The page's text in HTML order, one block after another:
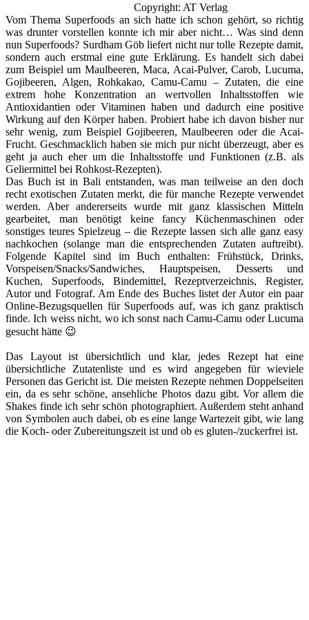
Copyright: AT Verlag
Vom Thema Superfoods an sich hatte ich schon gehört, so richtig
was drunter vorstellen konnte ich mir aber nicht… Was sind denn
nun Superfoods? Surdham Göb liefert nicht nur tolle Rezepte damit,
sondern auch erstmal eine gute Erklärung. Es handelt sich dabei
zum Beispiel um Maulbeeren, Maca, Acai-Pulver, Carob, Lucuma,
Gojibeeren, Algen, Rohkakao, Camu-Camu – Zutaten, die eine
extrem hohe Konzentration an wertvollen Inhaltsstoffen wie
Antioxidantien oder Vitaminen haben und dadurch eine positive
Wirkung auf den Körper haben. Probiert habe ich davon bisher nur
sehr wenig, zum Beispiel Gojibeeren, Maulbeeren oder die Acai-
Frucht. Geschmacklich haben sie mich pur nicht überzeugt, aber es
geht ja auch eher um die Inhaltsstoffe und Funktionen (z.B. als
Geliermittel bei Rohkost-Rezepten).
Das Buch ist in Bali entstanden, was man teilweise an den doch
recht exotischen Zutaten merkt, die für manche Rezepte verwendet
werden. Aber andererseits wurde mit ganz klassischen Mitteln
gearbeitet, man benötigt keine fancy Küchenmaschinen oder
sonstiges teures Spielzeug – die Rezepte lassen sich alle ganz easy
nachkochen (solange man die entsprechenden Zutaten auftreibt).
Folgende Kapitel sind im Buch enthalten: Frühstück, Drinks,
Vorspeisen/Snacks/Sandwiches, Hauptspeisen, Desserts und
Kuchen, Superfoods, Bindemittel, Rezeptverzeichnis, Register,
Autor und Fotograf. Am Ende des Buches listet der Autor ein paar
Online-Bezugsquellen für Superfoods auf, was ich ganz praktisch
finde. Ich weiss nicht, wo ich sonst nach Camu-Camu oder Lucuma
gesucht hätte 😉
Das Layout ist übersichtlich und klar, jedes Rezept hat eine
übersichtliche Zutatenliste und es wird angegeben für wieviele
Personen das Gericht ist. Die meisten Rezepte nehmen Doppelseiten
ein, da es sehr schöne, ansehliche Photos dazu gibt. Vor allem die
Shakes finde ich sehr schön photographiert. Außerdem steht anhand
von Symbolen auch dabei, ob es eine lange Wartezeit gibt, wie lang
die Koch- oder Zubereitungszeit ist und ob es gluten-/zuckerfrei ist.